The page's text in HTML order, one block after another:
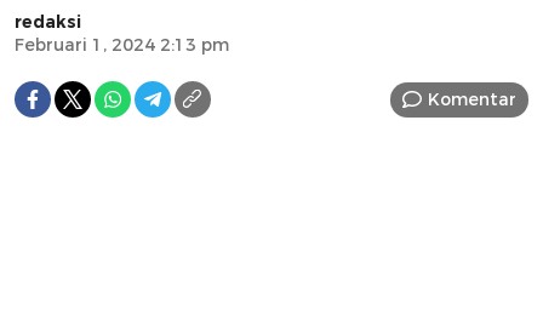
redaksi
Februari 1, 2024 2:13 pm
Komentar